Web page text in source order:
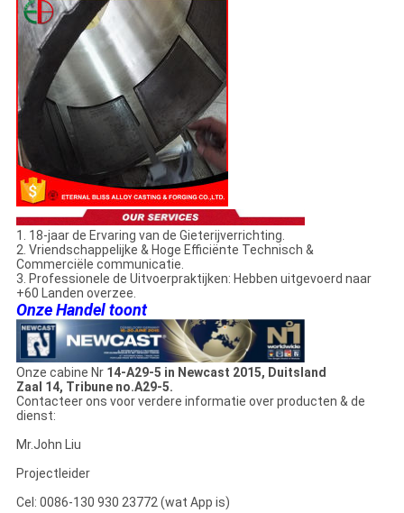
1. 18-jaar de Ervaring van de Gieterijverrichting.
2. Vriendschappelijke & Hoge Efficiënte Technisch &
Commerciële communicatie.
3. Professionele de Uitvoerpraktijken: Hebben uitgevoerd naar
+60 Landen overzee.
Onze Handel toont
Onze cabine Nr 14-A29-5 in Newcast 2015, Duitsland
Zaal 14, Tribune no.A29-5.
Contacteer ons voor verdere informatie over producten & de
dienst:
Mr.John Liu
Projectleider
Cel: 0086-130 930 23772 (wat App is)